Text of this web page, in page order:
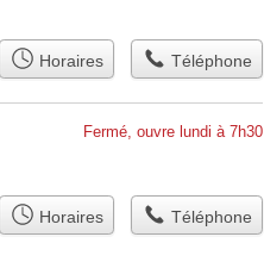
Horaires Téléphone
Fermé, ouvre lundi à 7h30
Horaires Téléphone